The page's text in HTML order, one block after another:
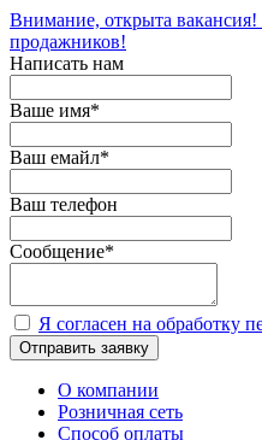
Внимание, открыта
продажников!
Написать нам
Ваше имя*
Ваш емайл*
Ваш телефон
Сообщение*
Я согласен на обработку
Отправить заявку
О компании
Розничная сеть
Способ оплаты